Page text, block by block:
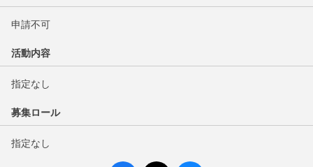
申請不可
活動内容
指定なし
募集ロール
指定なし